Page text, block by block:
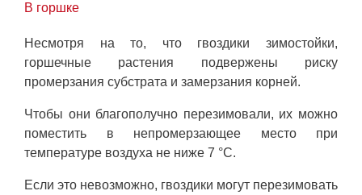
В горшке
Несмотря на то, что гвоздики зимостойки,
горшечные растения подвержены риску
промерзания субстрата и замерзания корней.
Чтобы они благополучно перезимовали, их можно
поместить в непромерзающее место при
температуре воздуха не ниже 7 °C.
Если это невозможно, гвоздики могут перезимовать